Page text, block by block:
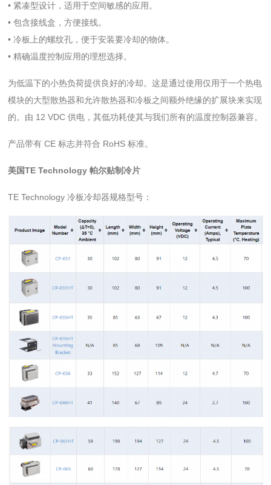
• 紧凑型设计，适用于空间敏感的应用。
• 包含接线盒，方便接线。
• 冷板上的螺纹孔，便于安装要冷却的物体。
• 精确温度控制应用的理想选择。
为低温下的小热负荷提供良好的冷却。这是通过使用仅用于一个热电
模块的大型散热器和允许散热器和冷板之间额外绝缘的扩展块来实现
的。由 12 VDC 供电，其低功耗使其与我们所有的温度控制器兼容。
产品带有 CE 标志并符合 RoHS 标准。
美国TE Technology 帕尔贴制冷片
TE Technology 冷板冷却器规格型号：